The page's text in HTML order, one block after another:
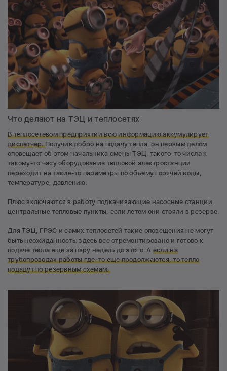
Что делают на ТЭЦ и теплосетях
В теплосетевом предприятии всю информацию аккумулирует
диспетчер.Получив добро на подачу тепла, он первым делом
оповещает об этом начальника смены ТЭЦ: такого-то числа к
такому-то часу оборудование тепловой электростанции
переходит на такие-то параметры по объему горячей воды,
температуре, давлению.
Плюс включаются в работу подкачивающие насосные станции,
центральные тепловые пункты, если летом они стояли в резерве.
Для ТЭЦ, ГРЭС и самих теплосетей такие оповещения не могут
быть неожиданность: здесь все отремонтировано и готово к
подаче тепла еще за пару недель до этого. А если на
трубопроводах работы где-то еще продолжаются, то тепло
подадут по резервным схемам.